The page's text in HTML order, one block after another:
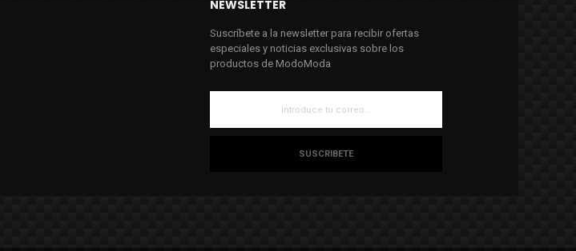
NEWSLETTER
Suscríbete a la newsletter para recibir ofertas
especiales y noticias exclusivas sobre los
productos de ModoModa
SUSCRIBETE